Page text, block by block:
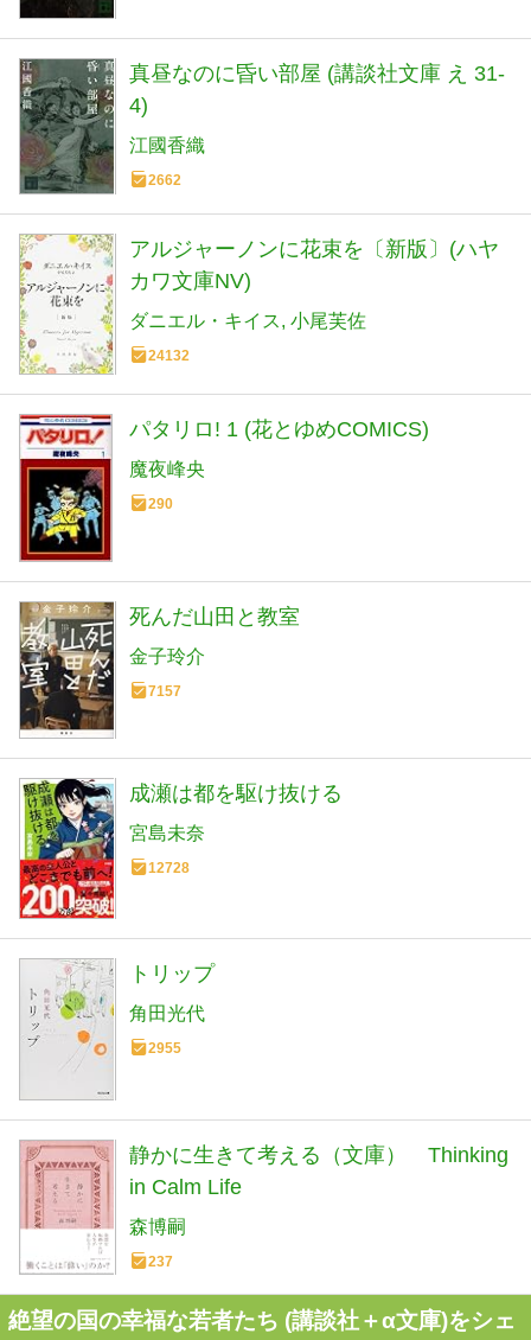
真昼なのに昏い部屋 (講談社文庫 え 31-
4)
江國香織
2662
アルジャーノンに花束を〔新版〕(ハヤ
カワ文庫NV)
ダニエル・キイス 小尾芙佐
24132
パタリロ! 1 (花とゆめCOMICS)
魔夜峰央
290
死んだ山田と教室
金子玲介
7157
成瀬は都を駆け抜ける
宮島未奈
12728
トリップ
角田光代
2955
静かに生きて考える（文庫） Thinking
in Calm Life
森博嗣
237
絶望の国の幸福な若者たち (講談社＋α文庫)をシェ